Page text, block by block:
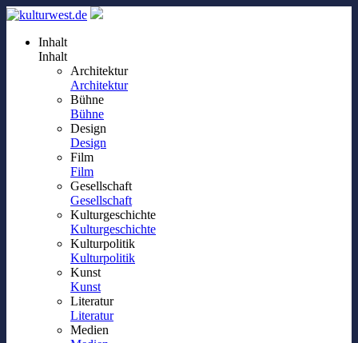
Inhalt
Inhalt
Architektur
Architektur
Bühne
Bühne
Design
Design
Film
Film
Gesellschaft
Gesellschaft
Kulturgeschichte
Kulturgeschichte
Kulturpolitik
Kulturpolitik
Kunst
Kunst
Literatur
Literatur
Medien